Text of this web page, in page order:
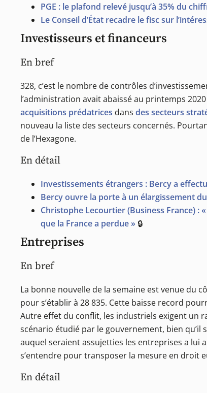
PGE : le plafond relevé jusqu’à 35% du
Le Conseil d’État recadre le fisc sur
Investisseurs et financeurs
En bref
328, c’est le nombre de contrôles
l’administration avait abaissé au printemps
acquisitions prédatrices dans des secteurs
nouveau la liste des secteurs concernés.
de l’Hexagone.
En détail
Investissements étrangers : Bercy a
Bercy ouvre la porte à un élargissement
Christophe Lecourtier (Business France)
que la France a perdue » 🔒
Entreprises
En bref
La bonne nouvelle de la semaine est venue du
pour s’établir à 28 835. Cette baisse record
Autre effet du conflit, les industriels exigent un
scénario étudié par le gouvernement, bien qu’il
auquel seraient assujetties les entreprises a lui
s’entendre pour transposer la mesure en droit
En détail